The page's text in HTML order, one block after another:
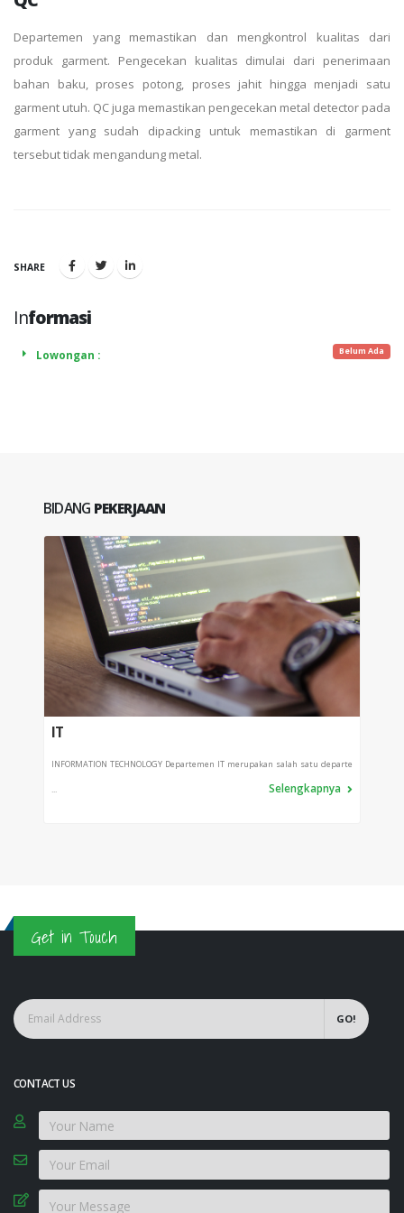
Departemen yang memastikan dan mengkontrol kualitas dari
produk garment. Pengecekan kualitas dimulai dari penerimaan
bahan baku, proses potong, proses jahit hingga menjadi satu
garment utuh. QC juga memastikan pengecekan metal detector pada
garment yang sudah dipacking untuk memastikan di garment
tersebut tidak mengandung metal.
SHARE
Informasi
Lowongan : Belum Ada
BIDANG PEKERJAAN
IT
INFORMATION TECHNOLOGY Departemen IT merupakan salah satu departe
... Selengkapnya
Get in Touch
GO!
CONTACT US